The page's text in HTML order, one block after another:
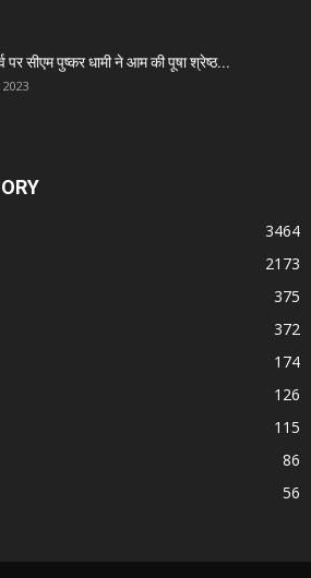
पर सीएम पुष्कर धामी ने आम की पूषा श्रेष्ठ...
2023
3464
2173
375
372
174
126
115
86
56